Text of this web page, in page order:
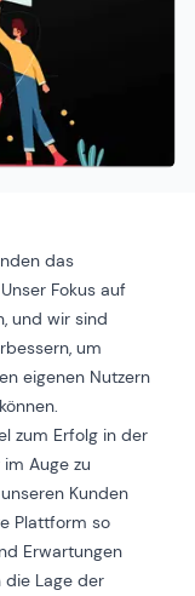
das
Fokus auf
und wir sind
um
eigenen Nutzern
zum Erfolg in der
Auge zu
Kunden
Plattform so
Erwartungen
die Lage der